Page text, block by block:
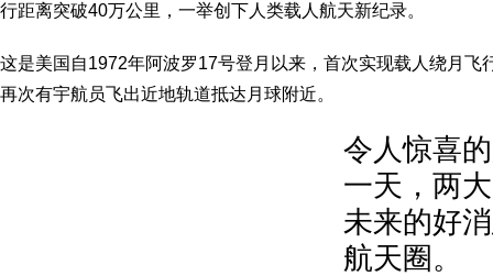
行距离突破40万公里，一举创下人类载人航天新纪录。
这是美国自1972年阿波罗17号登月以来，首次实现载人绕月飞
再次有宇航员飞出近地轨道抵达月球附近。
令人惊喜
一天，两
未来的好
航天圈。